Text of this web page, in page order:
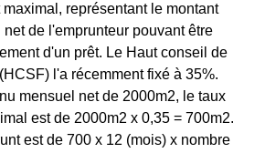
représentant le montant
de l'emprunteur pouvant être
d'un prêt. Le Haut conseil de
l'a récemment fixé à 35%.
mensuel net de 2000m2, le taux
est de 2000m2 x 0,35 = 700m2.
est de 700 x 12 (mois) x nombre